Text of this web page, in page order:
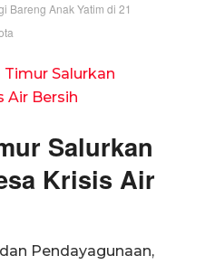
Bareng Anak Yatim di 21
Timur Salurkan
Air Bersih
Salurkan
Krisis Air
Pendayagunaan,